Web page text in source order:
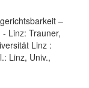
–
Linz: Trauner,
Linz :
Linz, Univ.,